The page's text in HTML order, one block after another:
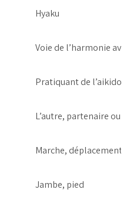
Hyaku
Voie de l’harmonie avec
Pratiquant de l’aikido
L’autre, partenaire ou
Marche, déplacement
Jambe, pied